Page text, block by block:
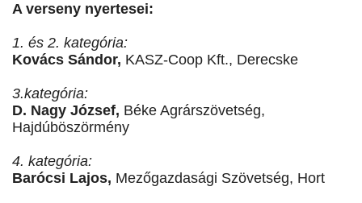
A verseny nyertesei:
1. és 2. kategória:
Kovács Sándor, KASZ-Coop Kft., Derecske
3.kategória:
D. Nagy József, Béke Agrárszövetség,
Hajdúböszörmény
4. kategória:
Barócsi Lajos, Mezőgazdasági Szövetség, Hort